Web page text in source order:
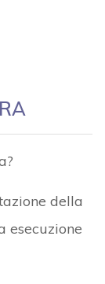
della
esecuzione